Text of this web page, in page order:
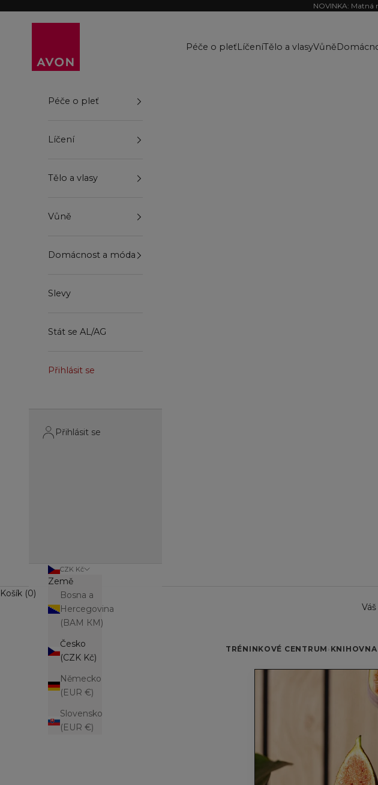
NOVINKA: Matná
Péče o pleťLíčeníTělo a vlasyVůně
Péče o pleť
Líčení
Tělo a vlasy
Vůně
Domácnost a móda
Slevy
Stát se AL/AG
Přihlásit se
Přihlásit se
CZK Kč
Země
Bosna a
Hercegovina
(BAM КМ)
Česko
(CZK Kč)
Německo
(EUR €)
Slovensko
(EUR €)
Košík (0)
TRÉNINKOVÉ CENTRUM ›